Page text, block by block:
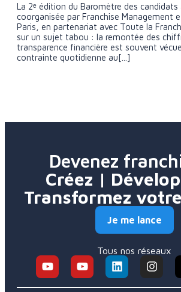
La 2ᵉ édition du Baromètre des
coorganisée par Franchise Management
Paris, en partenariat avec Toute la
sur un sujet tabou : la remontée des
transparence financière est souvent
contrainte quotidienne au[...]
Devenez
Créez |
Transformez
Je me lance
Tous nos réseaux